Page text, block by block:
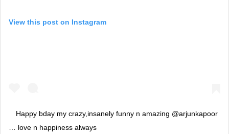
View this post on Instagram
Happy bday my crazy,insanely funny n amazing @arjunkapoor
… love n happiness always